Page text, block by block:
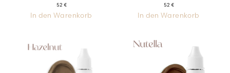
52 €
In den Warenkorb
52 €
In den Warenkorb